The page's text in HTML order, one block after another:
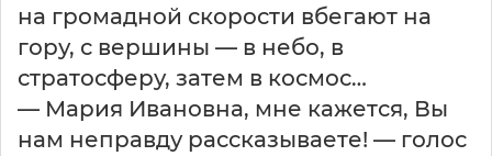
на громадной скорости вбегают на
гору, с вершины — в небо, в
стратосферу, затем в космос…
— Мария Ивановна, мне кажется, Вы
нам неправду рассказываете! — голос